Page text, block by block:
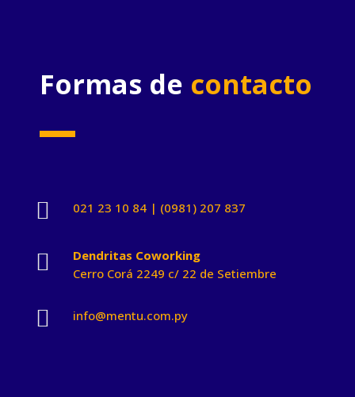
Formas de contacto
 021 23 10 84 | (0981) 207 837

Dendritas Coworking
Cerro Corá 2249 c/ 22 de Setiembre
 info@mentu.com.py